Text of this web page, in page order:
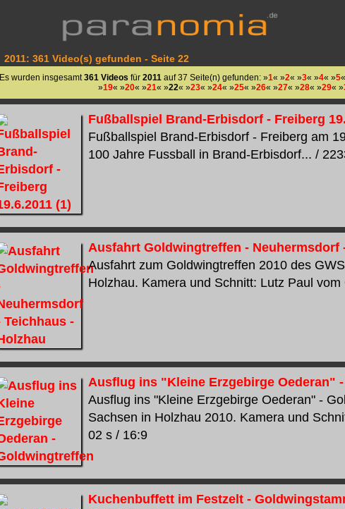
2011: 361 Video(s) gefunden - Seite 22
Es wurden insgesamt361 Videos für 2011 auf 37 Seite(n) gefunden: »1« »2« »3« »4« »5
»19« »20« »21« »22« »23« »24« »25« »26« »27« »28« »29« »
Fußballspiel Brand-Erbisdorf - Freiberg
Fußballspiel Brand-Erbisdorf - Freiberg am
100 Jahre Fussball in Brand-Erbisdorf... /
Ausfahrt Goldwingtreffen - Neuhermsdorf
Ausfahrt zum Goldwingtreffen 2010 des
Holzhau. Kamera und Schnitt: Lutz Paul
Ausflug ins "Kleine Erzgebirge Oederan"
Ausflug ins "Kleine Erzgebirge Oederan" -
Sachsen in Holzhau 2010. Kamera und
02 s / 16:9
Kuchenbuffett im Festzelt -